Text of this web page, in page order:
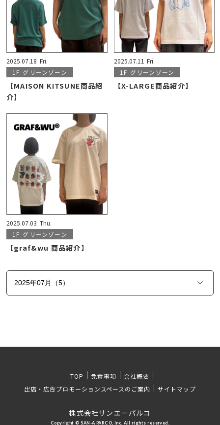
2025.07.18 Fri.
1F グリーンゾーン
【MAISON KITSUNE商品紹
介】
2025.07.11 Fri.
1F グリーンゾーン
【X-LARGE商品紹介】
2025.07.03 Thu.
1F グリーンゾーン
【graf&wu 商品紹介】
TOP 免責事項
会社概要
出店・広告プロモーションスペースのご案内
サイトマップ
株式会社サンエーパルコ
Copyright © SAN-A PARCO, Inc. All rights reserved.